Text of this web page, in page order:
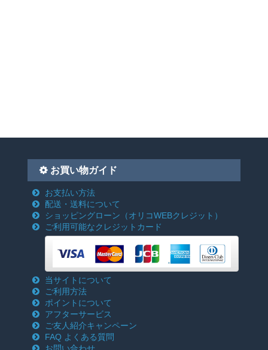
お買い物ガイド
お支払い方法
配送・送料について
ショッピングローン （オリコWEBクレジット）
ご利用可能なクレジットカード
当サイトについて
ご利用方法
ポイントについて
アフターサービス
ご友人紹介キャンペーン
FAQ よくある質問